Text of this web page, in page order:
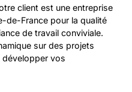
client est une entreprise
de-France pour la qualité
de travail conviviale.
sur des projets
développer vos